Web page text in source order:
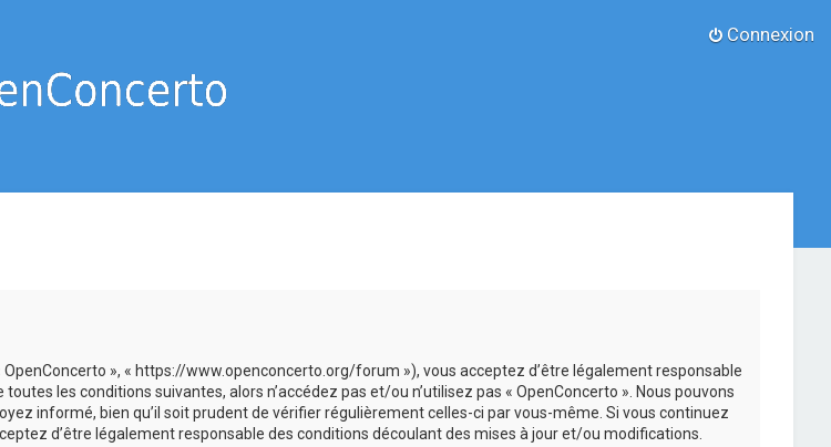
Connexion
OpenConcerto », « https://www.openconcerto.org/forum »), vous acceptez d’être légalement responsable
les conditions suivantes, alors n’accédez pas et/ou n’utilisez pas « OpenConcerto ». Nous pouvons
informé, bien qu’il soit prudent de vérifier régulièrement celles-ci par vous-même. Si vous continuez
d’être légalement responsable des conditions découlant des mises à jour et/ou modifications.